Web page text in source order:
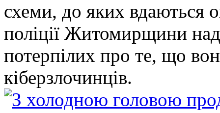
схеми, до яких
поліції Житомирщини
потерпілих про те, що
кіберзлочинців.